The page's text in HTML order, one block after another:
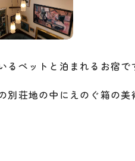
るペットと泊まれるお宿で
荘地の中にえのぐ箱の